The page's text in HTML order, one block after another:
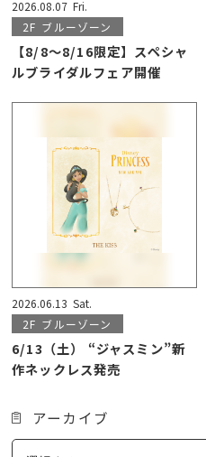
2026.08.07 Fri.
2F ブルーゾーン
【8/8〜8/16限定】スペシャ
ルブライダルフェア開催
2026.06.13 Sat.
2F ブルーゾーン
6/13（土） “ジャスミン”新
作ネックレス発売
アーカイブ